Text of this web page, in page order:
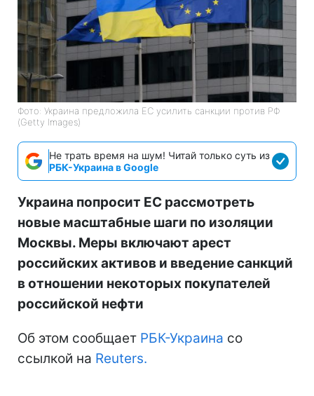
Фото: Украина предложила ЕС усилить санкции против РФ
(Getty Images)
Не трать время на шум! Читай только суть из
РБК-Украина в Google
Украина попросит ЕС рассмотреть
новые масштабные шаги по изоляции
Москвы. Меры включают арест
российских активов и введение санкций
в отношении некоторых покупателей
российской нефти
Об этом сообщает РБК-Украина со
ссылкой на Reuters.